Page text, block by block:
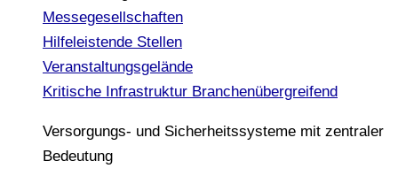
Messegesellschaften
Hilfeleistende Stellen
Veranstaltungsgelände
Kritische Infrastruktur Branchenübergreifend
Versorgungs- und Sicherheitssysteme mit zentraler
Bedeutung